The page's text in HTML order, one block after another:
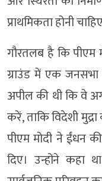
प्राथमिकता होनी
गौरतलब है कि पीएम
ग्राउंड में एक
अपील की थी कि वे
करें, ताकि विदेशी
पीएम मोदी ने
दिए। उन्होंने कहा